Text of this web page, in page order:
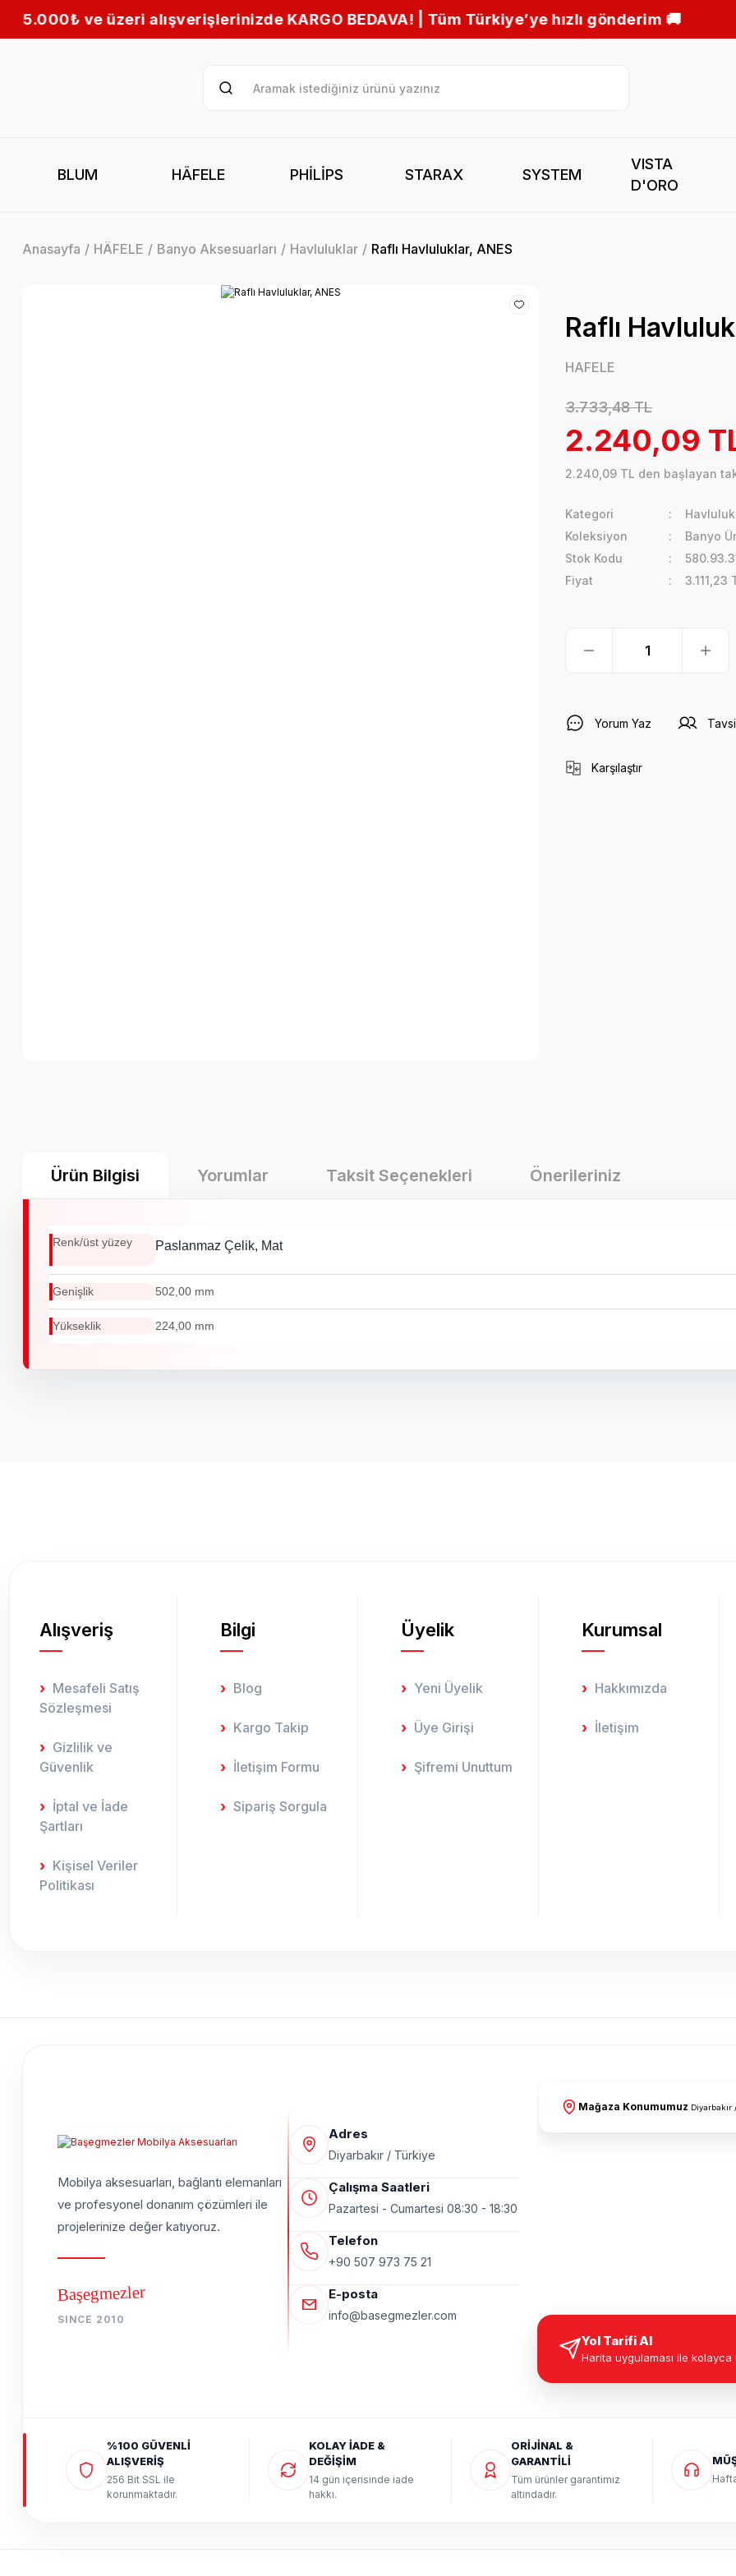
KARGO BEDAVA! | Tüm Türkiye’ye hızlı gönderim 🚚
BLUM HÄFELE PHİLİPS STARAX SYSTEM
VISTA
D'ORO
Anasayfa HÄFELE Banyo Aksesuarları Havluluklar Raflı Havluluklar, ANES
Raflı
HAFELE
3.733,48 TL
2.240,09
2.240,09 TL den başlayan
Kategori
Koleksiyon
Banyo
Stok Kodu
Fiyat
3.111,23
Yorum Yaz
Karşılaştır
Ürün Bilgisi Yorumlar Taksit Seçenekleri Önerileriniz
Renk/üst yüzey Paslanmaz Çelik, Mat
Genişlik 502,00 mm
Yükseklik 224,00 mm
Alışveriş
Mesafeli Satış
Sözleşmesi
Gizlilik ve
Güvenlik
İptal ve İade
Şartları
Kişisel Veriler
Politikası
Bilgi
Blog
Kargo Takip
İletişim Formu
Sipariş Sorgula
Üyelik
Yeni Üyelik
Üye Girişi
Şifremi Unuttum
Kurumsal
Hakkımızda
İletişim
Mobilya aksesuarları, bağlantı elemanları
ve profesyonel donanım çözümleri ile
projelerinize değer katıyoruz.
Başegmezler
SINCE 2010
Adres
Diyarbakır / Türkiye
Çalışma Saatleri
Pazartesi - Cumartesi 08:30 - 18:30
Telefon
+90 507 973 75 21
E-posta
info@basegmezler.com
Mağaza Konumumuz Diyarbakır
Yol Tarifi Al
Harita uygulaması ile kolayca
%100 GÜVENLİ
ALIŞVERİŞ
256 Bit SSL ile
korunmaktadır.
KOLAY İADE &
DEĞİŞİM
14 gün içerisinde iade
hakkı.
ORİJİNAL &
GARANTİLİ
Tüm ürünler garantimiz
altındadır.